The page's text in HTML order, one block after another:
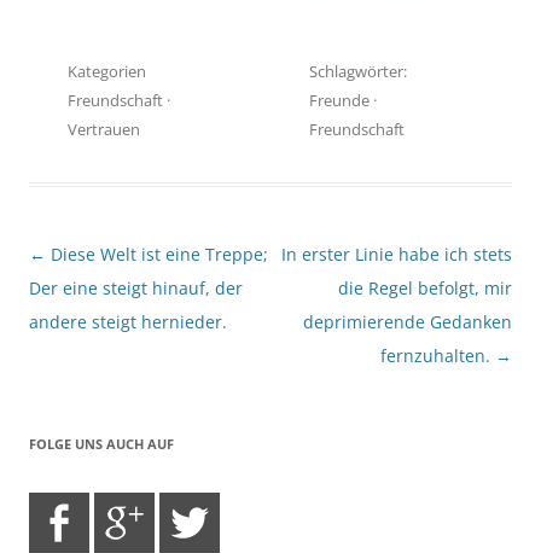
Kategorien
Freundschaft ·
Vertrauen
Schlagwörter:
Freunde ·
Freundschaft
Beitragsnavigation
← Diese Welt ist eine Treppe;
Der eine steigt hinauf, der
andere steigt hernieder.
In erster Linie habe ich stets
die Regel befolgt, mir
deprimierende Gedanken
fernzuhalten. →
FOLGE UNS AUCH AUF